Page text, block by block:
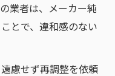
業者は、メーカー純
とで、違和感のない
慮せず再調整を依頼